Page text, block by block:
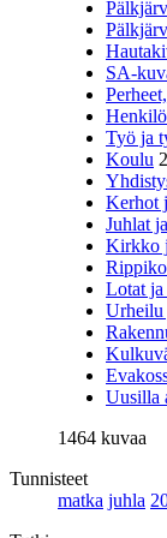
SA-
Työ ja
Koulu
Kerhot
Juhlat
Kirkko
Lotat ja
Urheilu
Uusilla
1464 kuvaa
Tunnisteet
matka juhla